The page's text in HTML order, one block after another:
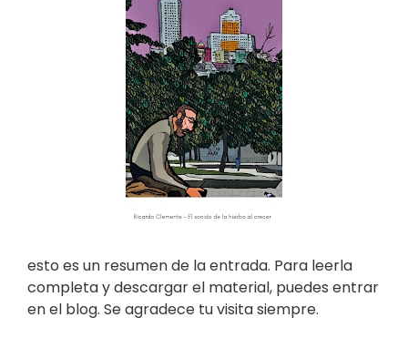
esto es un resumen de la entrada. Para leerla
completa y descargar el material, puedes entrar
en el blog. Se agradece tu visita siempre.